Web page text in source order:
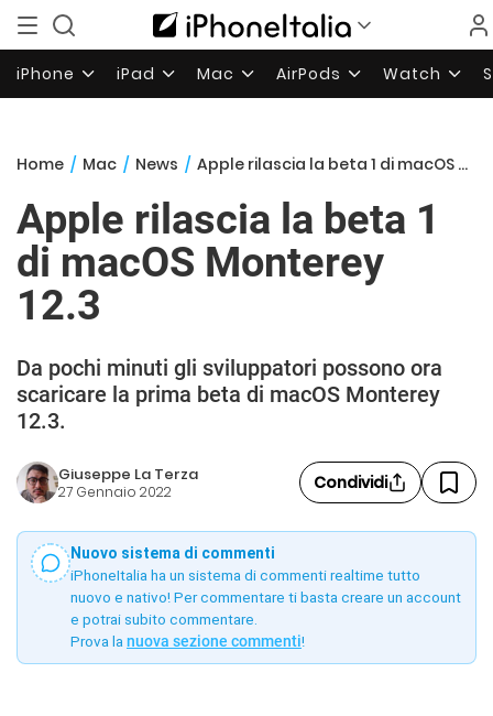
iPhone iPad Mac AirPods Watch
Home / Mac / News / Apple rilascia la beta 1 di macOS Monterey 12.3
Apple rilascia la beta 1
di macOS Monterey
12.3
Da pochi minuti gli sviluppatori possono ora
scaricare la prima beta di macOS Monterey
12.3.
Giuseppe La Terza
27 Gennaio 2022 Condividi
Nuovo sistema di commenti
iPhoneItalia ha un sistema di commenti realtime tutto
nuovo e nativo! Per commentare ti basta creare un account
e potrai subito commentare.
Prova la nuova sezione commenti!